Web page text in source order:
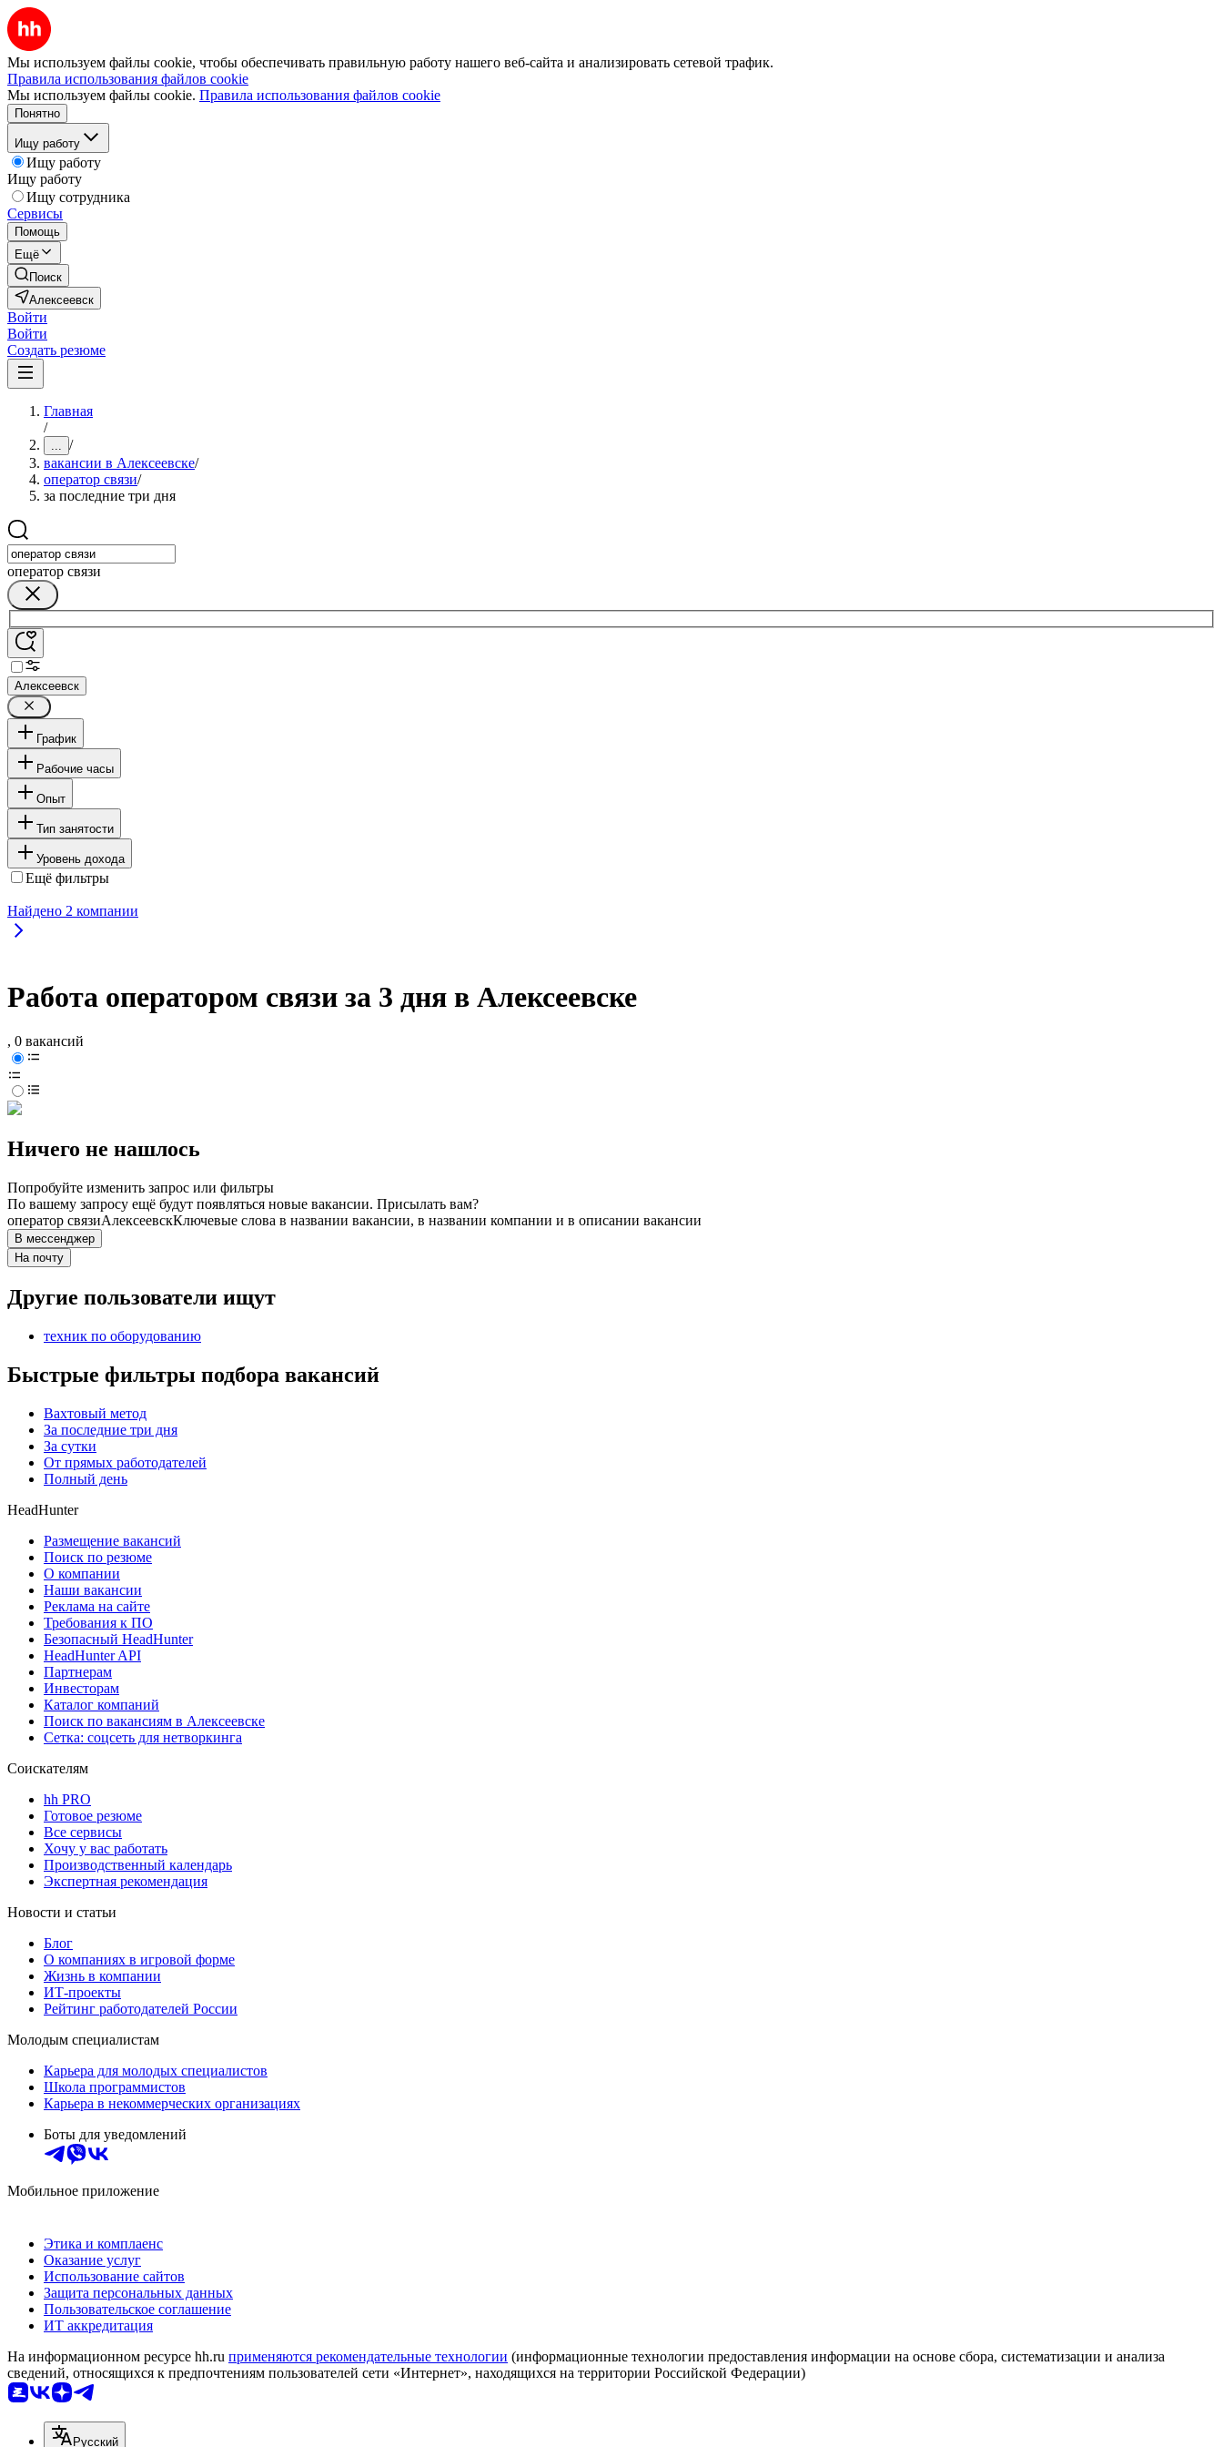
Мы используем файлы cookie, чтобы обеспечивать правильную работу нашего веб-сайта и анализировать сетевой трафик.
Правила использования файлов cookie
Мы используем файлы cookie. Правила использования файлов cookie
Понятно
Ищу работу
Ищу работу
Ищу работу
Ищу сотрудника
Сервисы
Помощь
Ещё
Поиск
Алексеевск
Войти
Войти
Создать резюме
Главная
/
... /
вакансии в Алексеевске/
оператор связи/
за последние три дня
оператор связи
Алексеевск
График
Рабочие часы
Опыт
Тип занятости
Уровень дохода
Ещё фильтры
Найдено 2 компании
Работа оператором связи за 3 дня в Алексеевске
, 0 вакансий
Ничего не нашлось
Попробуйте изменить запрос или фильтры
По вашему запросу ещё будут появляться новые вакансии. Присылать вам?
оператор связиАлексеевскКлючевые слова в названии вакансии, в названии компании и в описании вакансии
В мессенджер
На почту
Другие пользователи ищут
техник по оборудованию
Быстрые фильтры подбора вакансий
Вахтовый метод
За последние три дня
За сутки
От прямых работодателей
Полный день
HeadHunter
Размещение вакансий
Поиск по резюме
О компании
Наши вакансии
Реклама на сайте
Требования к ПО
Безопасный HeadHunter
HeadHunter API
Партнерам
Инвесторам
Каталог компаний
Поиск по вакансиям в Алексеевске
Сетка: соцсеть для нетворкинга
Соискателям
hh PRO
Готовое резюме
Все сервисы
Хочу у вас работать
Производственный календарь
Экспертная рекомендация
Новости и статьи
Блог
О компаниях в игровой форме
Жизнь в компании
ИТ-проекты
Рейтинг работодателей России
Молодым специалистам
Карьера для молодых специалистов
Школа программистов
Карьера в некоммерческих организациях
Боты для уведомлений
Мобильное приложение
Этика и комплаенс
Оказание услуг
Использование сайтов
Защита персональных данных
Пользовательское соглашение
ИТ аккредитация
На информационном ресурсе hh.ru применяются рекомендательные технологии (информационные технологии предоставления информации на основе сбора, систематизации и анализа
сведений, относящихся к предпочтениям пользователей сети «Интернет», находящихся на территории Российской Федерации)
Русский